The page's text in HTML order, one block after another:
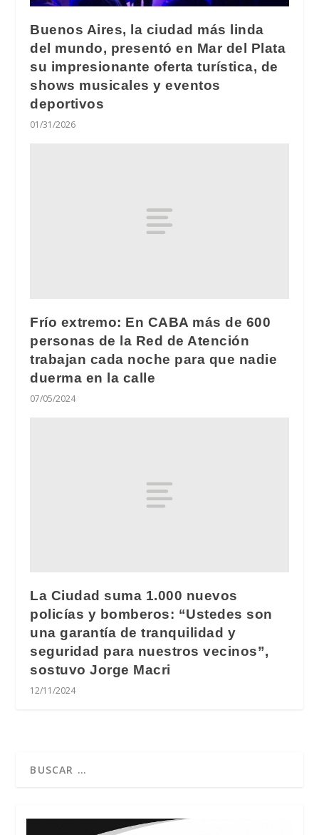
Buenos Aires, la ciudad más linda
del mundo, presentó en Mar del Plata
su impresionante oferta turística, de
shows musicales y eventos
deportivos
01/31/2026
Frío extremo: En CABA más de 600
personas de la Red de Atención
trabajan cada noche para que nadie
duerma en la calle
07/05/2024
La Ciudad suma 1.000 nuevos
policías y bomberos: “Ustedes son
una garantía de tranquilidad y
seguridad para nuestros vecinos”,
sostuvo Jorge Macri
12/11/2024